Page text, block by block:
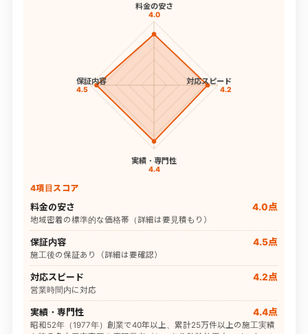
料金の安さ
4.0
対応スピード
4.2
実績・専門性
4.4
保証内容
4.5
4項目スコア
料金の安さ 4.0点
地域密着の標準的な価格帯（詳細は要見積もり）
保証内容 4.5点
施工後の保証あり（詳細は要確認）
対応スピード 4.2点
営業時間内に対応
実績・専門性 4.4点
昭和52年（1977年）創業で40年以上、累計25万件以上の施工実績